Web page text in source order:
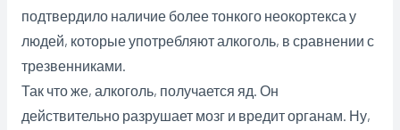
подтвердило наличие более тонкого неокортекса у
людей, которые употребляют алкоголь, в сравнении с
трезвенниками.
Так что же, алкоголь, получается яд. Он
действительно разрушает мозг и вредит органам. Ну,